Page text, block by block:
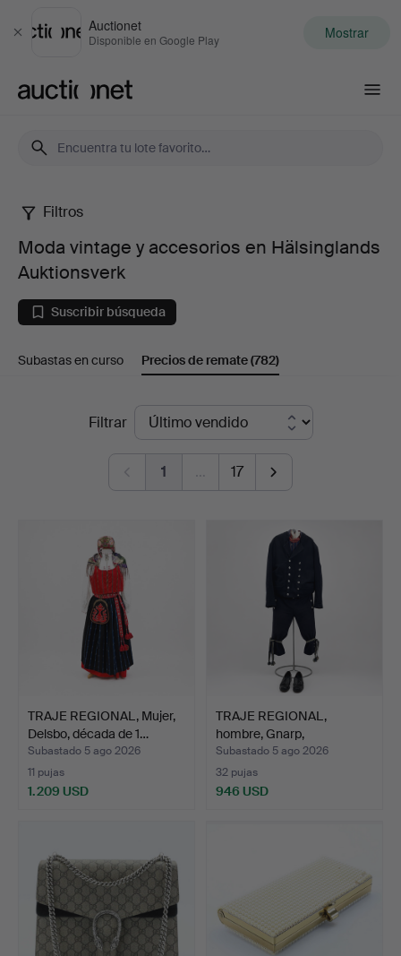
Cerrar
Auctionet
Disponible en Google Play Mostrar
Moda
vintage
accesorios
Hälsinglands
Auktionsverk
Filtros
Moda vintage y accesorios en Hälsinglands
Auktionsverk
Suscribir búsqueda
Subastas en curso Precios de remate(782)
Filtrar
1 … 17
TRAJE REGIONAL, Mujer,
Delsbo, década de 1…
Subastado 5 ago 2026
11 pujas
1.209 USD
TRAJE REGIONAL,
hombre, Gnarp,
Hälsingland…
Subastado 5 ago 2026
32 pujas
946 USD